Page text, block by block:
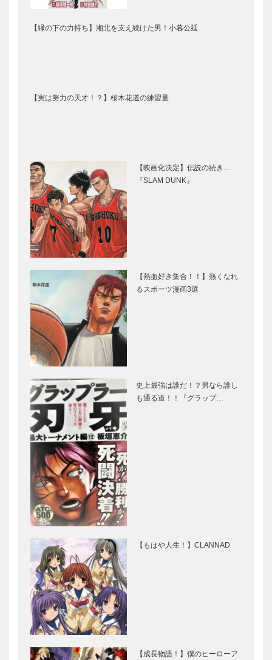
【縁の下の力持ち】湘北を支え続けた男！小暮公延
【実は努力の天才！？】桜木花道の練習量
【映画化決定】伝説の続き…
『SLAM DUNK』
【熱血好き集合！！】熱くなれ
るスポーツ漫画3選
史上最強は誰だ！？男なら誰し
も通る道！！『グラップ…
【もはや人生！】CLANNAD
【成長物語！】僕のヒーローア